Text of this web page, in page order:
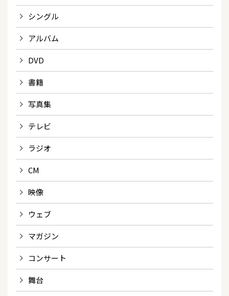
シングル
アルバム
DVD
書籍
写真集
テレビ
ラジオ
CM
映像
ウェブ
マガジン
コンサート
舞台